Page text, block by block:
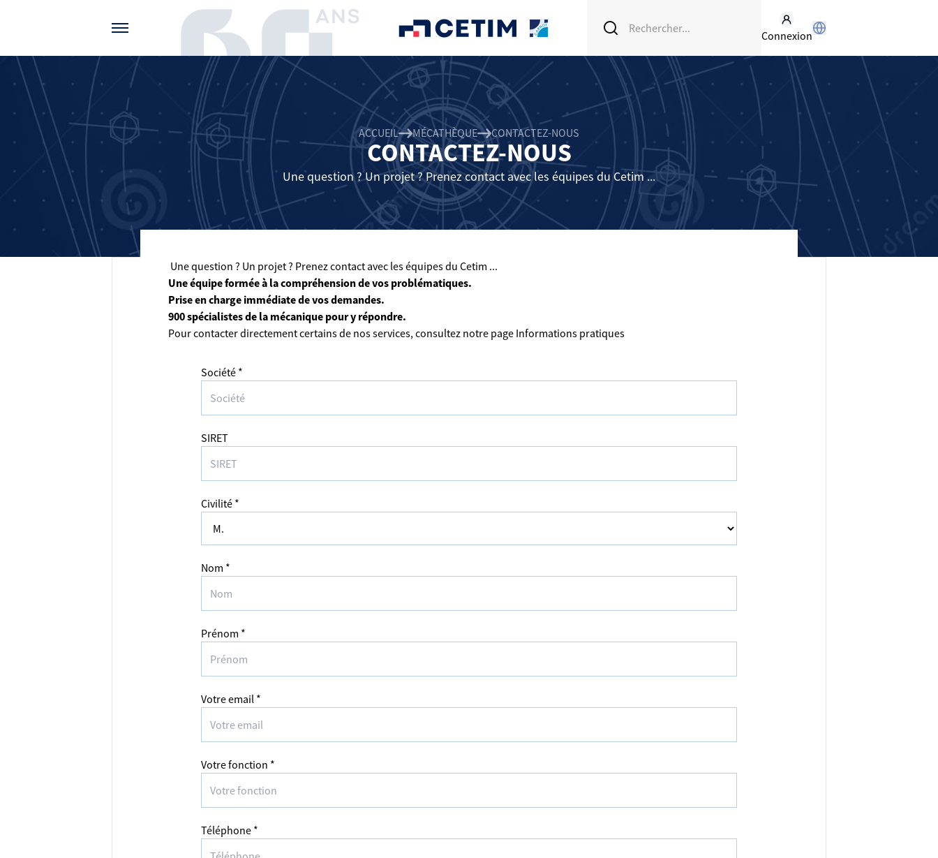
Connexion
ACCUEIL MÉCATHÈQUE CONTACTEZ-NOUS
CONTACTEZ-NOUS
Une question ? Un projet ? Prenez contact avec les équipes du Cetim ...
Une question ? Un projet ? Prenez contact avec les équipes du Cetim ...
Une équipe formée à la compréhension de vos problématiques.
Prise en charge immédiate de vos demandes.
900 spécialistes de la mécanique pour y répondre.
Pour contacter directement certains de nos services, consultez notre page Informations pratiques
Société *
SIRET
Civilité *
Nom *
Prénom *
Votre email *
Votre fonction *
Téléphone *